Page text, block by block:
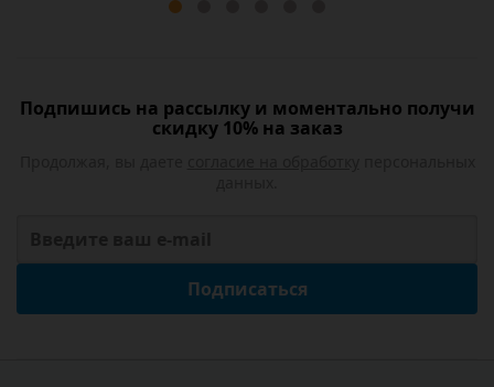
Подпишись на рассылку и моментально получи
скидку 10% на заказ
Подписаться